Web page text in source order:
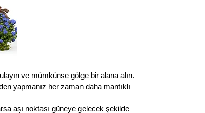
ve mümkünse gölge bir alana alın.
yapmanız her zaman daha mantıklı
aşı noktası güneye gelecek şekilde